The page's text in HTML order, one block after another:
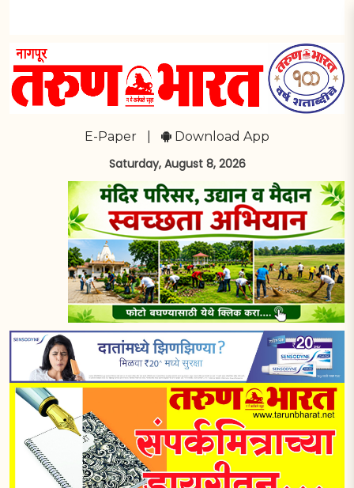
E-Paper Download App
Saturday, August 8, 2026